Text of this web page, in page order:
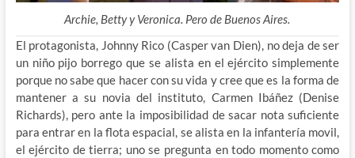
Archie, Betty y Veronica. Pero de Buenos Aires.
El protagonista, Johnny Rico (Casper van Dien), no deja de ser
un niño pijo borrego que se alista en el ejército simplemente
porque no sabe que hacer con su vida y cree que es la forma de
mantener a su novia del instituto, Carmen Ibáñez (Denise
Richards), pero ante la imposibilidad de sacar nota suficiente
para entrar en la flota espacial, se alista en la infantería movil,
el ejército de tierra; uno se pregunta en todo momento como